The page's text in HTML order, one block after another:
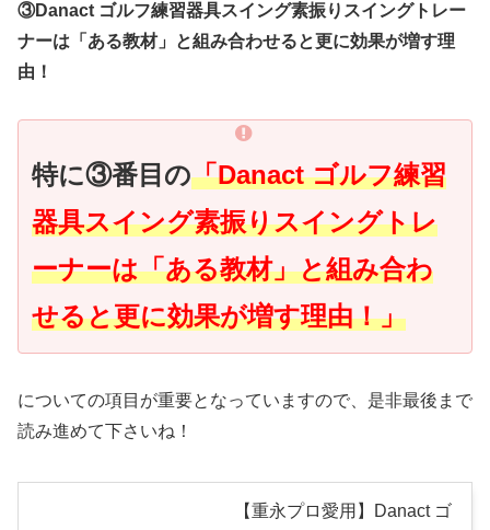
③Danact ゴルフ練習器具スイング素振りスイングトレー
ナーは「ある教材」と組み合わせると更に効果が増す理
由！
特に③番目の「Danact ゴルフ練習
器具スイング素振りスイングトレ
ーナーは「ある教材」と組み合わ
せると更に効果が増す理由！」
についての項目が重要となっていますので、是非最後まで
読み進めて下さいね！
【重永プロ愛用】Danact ゴ